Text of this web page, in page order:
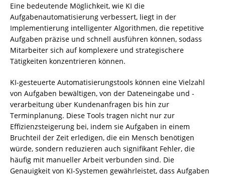
Eine bedeutende Möglichkeit, wie KI die
Aufgabenautomatisierung verbessert, liegt in der
Implementierung intelligenter Algorithmen, die repetitive
Aufgaben präzise und schnell ausführen können, sodass
Mitarbeiter sich auf komplexere und strategischere
Tätigkeiten konzentrieren können.
KI-gesteuerte Automatisierungstools können eine Vielzahl
von Aufgaben bewältigen, von der Dateneingabe und -
verarbeitung über Kundenanfragen bis hin zur
Terminplanung. Diese Tools tragen nicht nur zur
Effizienzsteigerung bei, indem sie Aufgaben in einem
Bruchteil der Zeit erledigen, die ein Mensch benötigen
würde, sondern reduzieren auch signifikant Fehler, die
häufig mit manueller Arbeit verbunden sind. Die
Genauigkeit von KI-Systemen gewährleistet, dass Aufgaben